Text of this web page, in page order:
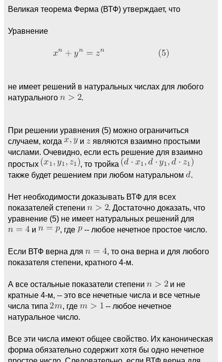
Великая теорема Ферма (ВТФ) утверждает, что
Уравнение
не имеет решений в натуральных числах для любого
натурального
.
При решении уравнения (5) можно ограничиться
случаем, когда
и
являются взаимно простыми
числами. Очевидно, если есть решение для взаимно
простых
, то тройка
также будет решением при любом натуральном
.
Нет необходимости доказывать ВТФ для всех
показателей степени
. Достаточно доказать, что
уравнение (5) не имеет натуральных решений для
и
, где -- любое нечетное простое число.
Если ВТФ верна для
, то она верна и для любого
показателя степени, кратного 4-м.
А все остальные показатели степени
и не
кратные 4-м, -- это все нечетные числа и все четные
числа типа
, где
-- любое нечетное
натуральное число.
Все эти числа имеют общее свойство. Их каноническая
форма обязательно содержит хотя бы одно нечетное